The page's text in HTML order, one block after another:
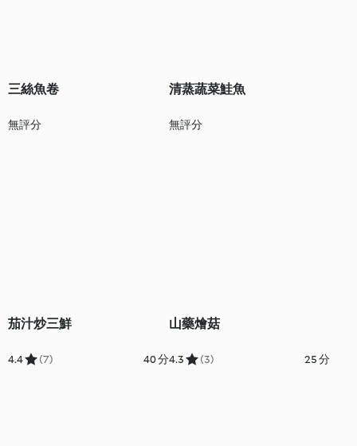
三絲魚卷
無評分
清蒸蔬菜鮭魚
無評分
茄汁炒三鮮
4.4 (7) 40 分
山藥燴菇
4.3 (3) 25 分